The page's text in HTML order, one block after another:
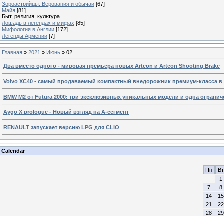
Зороастрийцы. Верования и обычаи [67]
Майя [81]
Быт, религия, культура.
Лошадь в легендах и мифах [85]
Мифология в Англии [172]
Легенды Армении [7]
Главная » 2021 » Июнь » 02
Два вместо одного - мировая премьера новых Arteon и Arteon Shooting Brake
Volvo XC40 - самый продаваемый компактный внедорожник премиум-класса в
BMW M2 от Futura 2000: три эксклюзивных уникальных модели и одна
Aygo X prologue - Новый взгляд на А-сегмент
RENAULT запускает версию LPG для CLIO
Calendar
Пн
Вт
1
7
8
14
15
21
22
28
29